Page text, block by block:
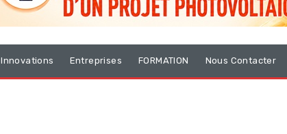
Innovations Entreprises FORMATION Nous Contacter